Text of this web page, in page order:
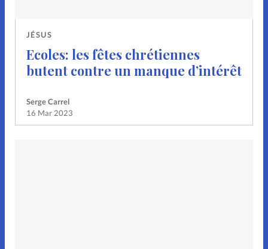
JÉSUS
Ecoles: les fêtes chrétiennes
butent contre un manque d’intérêt
Serge Carrel
16 Mar 2023